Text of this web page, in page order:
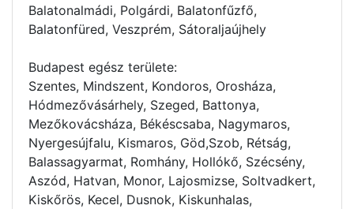
Balatonalmádi, Polgárdi, Balatonfűzfő,
Balatonfüred, Veszprém, Sátoraljaújhely
Budapest egész területe:
Szentes, Mindszent, Kondoros, Orosháza,
Hódmezővásárhely, Szeged, Battonya,
Mezőkovácsháza, Békéscsaba, Nagymaros,
Nyergesújfalu, Kismaros, Göd,Szob, Rétság,
Balassagyarmat, Romhány, Hollókő, Szécsény,
Aszód, Hatvan, Monor, Lajosmizse, Soltvadkert,
Kiskőrös, Kecel, Dusnok, Kiskunhalas,